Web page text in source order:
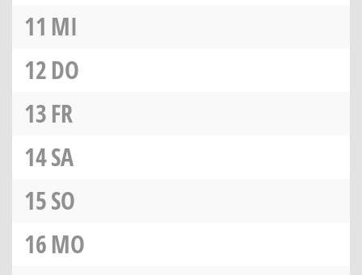
11 MI
12DO
13FR
14SA
15SO
16MO